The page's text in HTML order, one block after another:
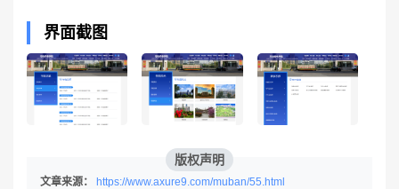
界面截图
版权声明
文章来源：
https://www.axure9.com/muban/55.html